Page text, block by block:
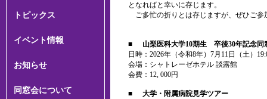
トピックス
イベント情報
お知らせ
同窓会について
となればと幸いに存じます。
ご多忙の折りとは存じますが、ぜひご参
■
山梨医科大学10期生 卒後30年記念同
日時：2026年（令和8年）7月11日（土）
会場：シャトレーゼホテル 談露館
会費：12, 000円
■
大学・附属病院見学ツアー